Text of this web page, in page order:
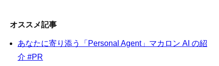
オススメ記事
あなたに寄り添う「Personal Agent」マカロン AI の紹
介 #PR